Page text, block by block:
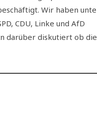
Wir haben
CDU, Linke und AfD
darüber diskutiert ob die